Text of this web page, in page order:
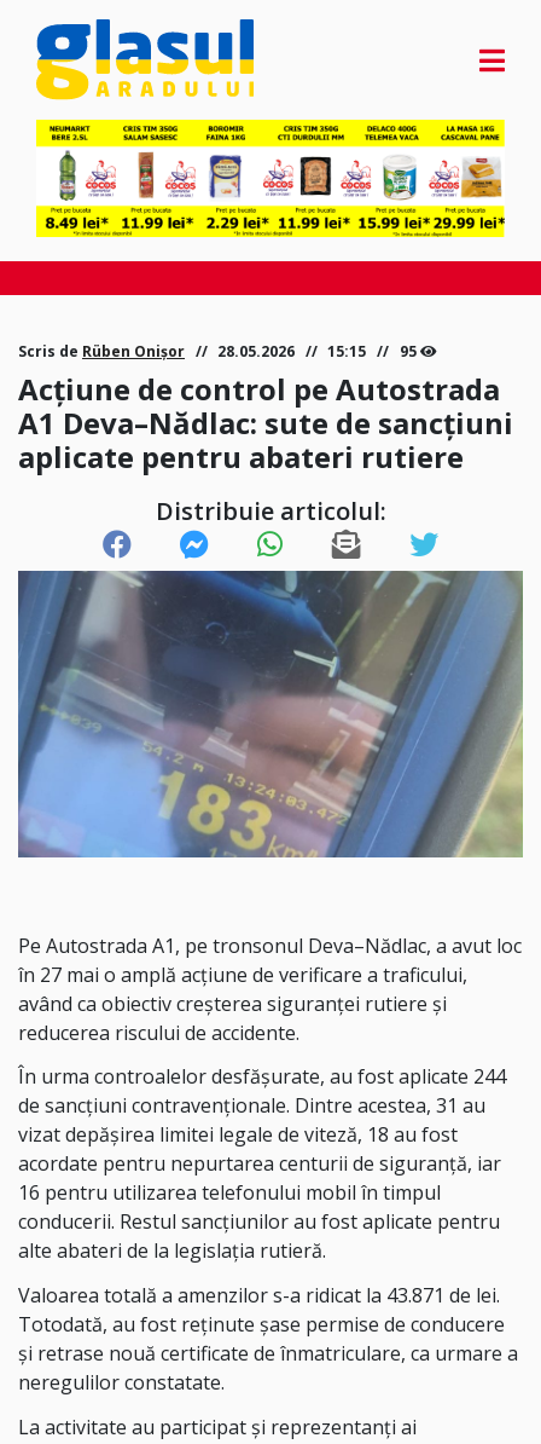
Scris de Rüben Onișor 28.05.2026 15:15 95
Acțiune de control pe Autostrada
A1 Deva–Nădlac: sute de sancțiuni
aplicate pentru abateri rutiere
Distribuie articolul:
Pe Autostrada A1, pe tronsonul Deva–Nădlac, a avut loc
în 27 mai o amplă acțiune de verificare a traficului,
având ca obiectiv creșterea siguranței rutiere și
reducerea riscului de accidente.
În urma controalelor desfășurate, au fost aplicate 244
de sancțiuni contravenționale. Dintre acestea, 31 au
vizat depășirea limitei legale de viteză, 18 au fost
acordate pentru nepurtarea centurii de siguranță, iar
16 pentru utilizarea telefonului mobil în timpul
conducerii. Restul sancțiunilor au fost aplicate pentru
alte abateri de la legislația rutieră.
Valoarea totală a amenzilor s-a ridicat la 43.871 de lei.
Totodată, au fost reținute șase permise de conducere
și retrase nouă certificate de înmatriculare, ca urmare a
neregulilor constatate.
La activitate au participat și reprezentanți ai